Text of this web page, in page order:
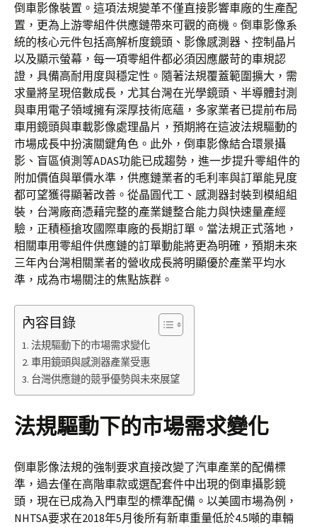
倒車影像裝置。這項法規變革不僅直接影響車廠的生產配
置，更為上游零組件供應鏈帶來可觀的商機。倒車影像系
統的核心元件包括高解析度鏡頭、影像感測器、控制晶片
以及顯示螢幕，每一項零組件都必須因應嚴苛的車規認
證，具備高耐用度與穩定性。隨著法規覆蓋範圍擴大，需
求量將呈現倍數成長，尤其台灣在光學鏡頭、半導體封測
與車用電子領域擁有深厚技術底蘊，多家業者已提前布局
車用鏡頭與車載影像處理晶片，預期將在這波法規驅動的
市場成長中扮演關鍵角色。此外，倒車影像結合環景攝
影、盲區偵測等ADAS功能已成趨勢，進一步提升零組件的
附加價值與單價水準，供應鏈業者的毛利率與訂單能見度
都可望獲得顯著改善。從晶圓代工、感測器封裝到模組組
裝，台灣廠商憑藉完整的產業鏈整合能力與快速量產經
驗，正積極搶攻國際車廠的長期訂單。當法規正式落地，
相關車用零組件供應鏈的訂單動能將更為明確，預期未來
三年內台灣相關業者的營收成長將明顯優於產業平均水
準，成為市場關注的焦點族群。
內容目錄
法規驅動下的市場需求變化
車用鏡頭與感測器產業受惠
台灣供應鏈的競爭優勢與未來展望
法規驅動下的市場需求變化
倒車影像法規的強制要求直接改變了汽車產業的配備標
準，過去僅在高階車款或選配套件中出現的倒車攝影鏡
頭，現在已成為入門車型的標準配備。以美國市場為例，
NHTSA要求在2018年5月後所有新車重量低於4.5噸的車輛